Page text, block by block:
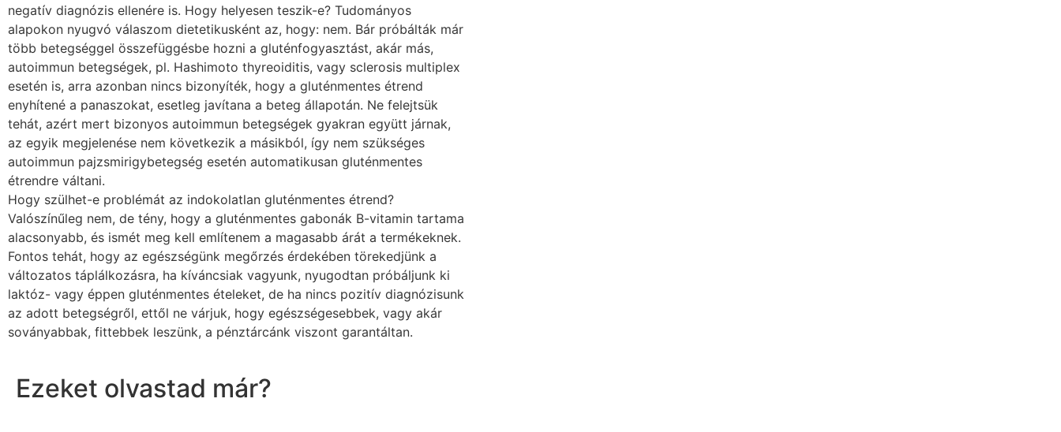
negatív diagnózis ellenére is. Hogy helyesen teszik-e? Tudományos
alapokon nyugvó válaszom dietetikusként az, hogy: nem. Bár próbálták már
több betegséggel összefüggésbe hozni a gluténfogyasztást, akár más,
autoimmun betegségek, pl. Hashimoto thyreoiditis, vagy sclerosis multiplex
esetén is, arra azonban nincs bizonyíték, hogy a gluténmentes étrend
enyhítené a panaszokat, esetleg javítana a beteg állapotán. Ne felejtsük
tehát, azért mert bizonyos autoimmun betegségek gyakran együtt járnak,
az egyik megjelenése nem következik a másikból, így nem szükséges
autoimmun pajzsmirigybetegség esetén automatikusan gluténmentes
étrendre váltani.
Hogy szülhet-e problémát az indokolatlan gluténmentes étrend?
Valószínűleg nem, de tény, hogy a gluténmentes gabonák B-vitamin tartama
alacsonyabb, és ismét meg kell említenem a magasabb árát a termékeknek.
Fontos tehát, hogy az egészségünk megőrzés érdekében törekedjünk a
változatos táplálkozásra, ha kíváncsiak vagyunk, nyugodtan próbáljunk ki
laktóz- vagy éppen gluténmentes ételeket, de ha nincs pozitív diagnózisunk
az adott betegségről, ettől ne várjuk, hogy egészségesebbek, vagy akár
soványabbak, fittebbek leszünk, a pénztárcánk viszont garantáltan.
Ezeket olvastad már?